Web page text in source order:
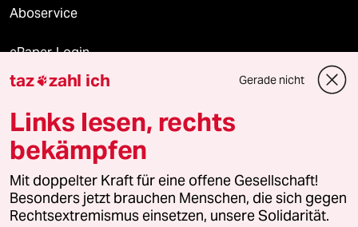
Aboservice
ePaper Login
Downloads für Abonnierende
© 2026 taz Verlags und Vertriebs GmbH
Alle Rechte vorbehalten. Bei rechtlichen Fragen oder für Genehmigungen
wenden Sie sich bitte an
lizenzen@taz.de
taz zahl ich Gerade nicht
Links lesen, rechts
bekämpfen
Mit doppelter Kraft für eine offene Gesellschaft!
Besonders jetzt brauchen Menschen, die sich gegen
Rechtsextremismus einsetzen, unsere Solidarität.